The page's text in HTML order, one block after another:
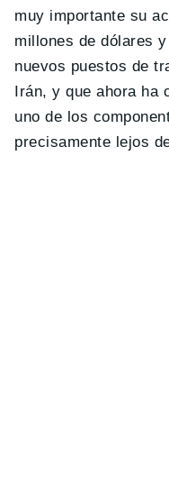
muy importante su
millones de dólares
nuevos puestos de
Irán, y que ahora ha
uno de los
precisamente lejos